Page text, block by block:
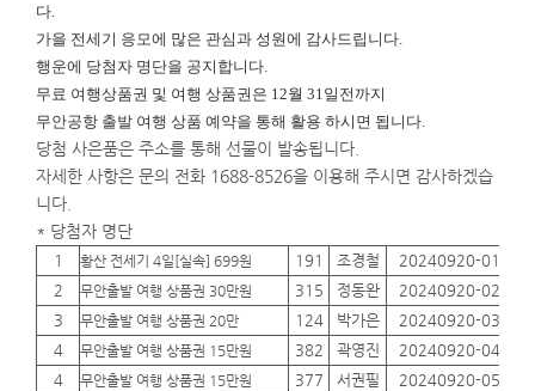
다.
가을 전세기 응모에 많은 관심과 성원에 감사드립니다.
행운에 당첨자 명단을 공지합니다.
무료 여행상품권 및 여행 상품권은 12월 31일전까지
무안공항 출발 여행 상품 예약을 통해 활용 하시면 됩니다.
당첨 사은품은 주소를 통해 선물이 발송됩니다.
자세한 사항은 문의 전화 1688-8526을 이용해 주시면 감사하겠습
니다.
* 당첨자 명단
1 황산 전세기 4일[실속] 699원 191 조경철 20240920-01
2
무안출발 여행 상품권 30만원 315 정동완 20240920-02
3
무안출발 여행 상품권 20만 124 박가은 20240920-03
4
무안출발 여행 상품권 15만원 382 곽영진 20240920-04
4
무안출발 여행 상품권 15만원 377 서권필 20240920-05